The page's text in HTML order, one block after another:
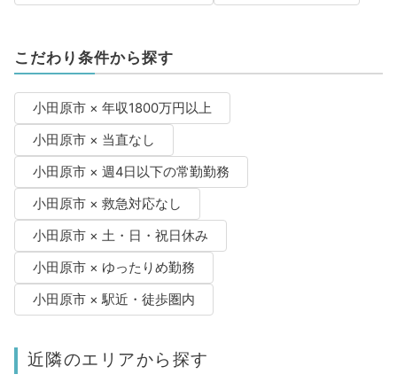
こだわり条件から探す
小田原市 × 年収1800万円以上
小田原市 × 当直なし
小田原市 × 週4日以下の常勤勤務
小田原市 × 救急対応なし
小田原市 × 土・日・祝日休み
小田原市 × ゆったりめ勤務
小田原市 × 駅近・徒歩圏内
近隣のエリアから探す